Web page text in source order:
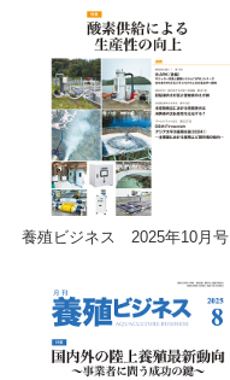
養殖ビジネス 2025年10月号